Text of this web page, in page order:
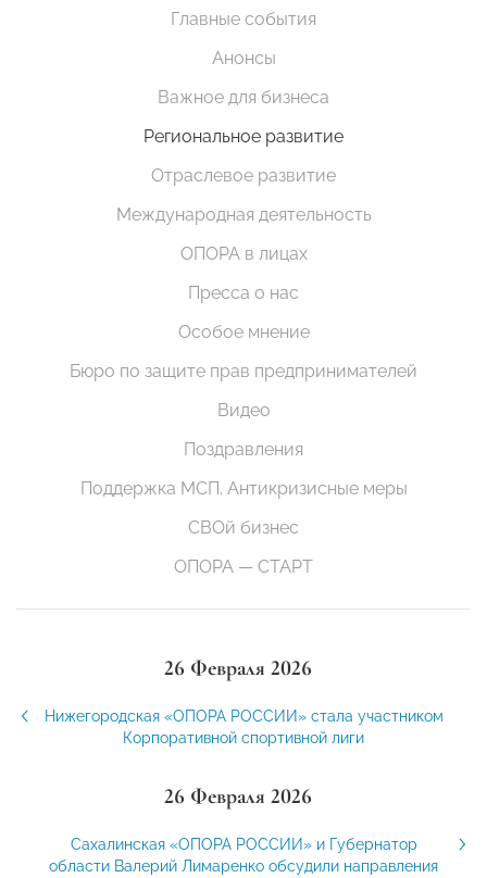
Главные события
Анонсы
Важное для бизнеса
Региональное развитие
Отраслевое развитие
Международная деятельность
ОПОРА в лицах
Пресса о нас
Особое мнение
Бюро по защите прав предпринимателей
Видео
Поздравления
Поддержка МСП. Антикризисные меры
СВОй бизнес
ОПОРА — СТАРТ
26 Февраля 2026
Нижегородская «ОПОРА РОССИИ» стала участником
Корпоративной спортивной лиги
26 Февраля 2026
Сахалинская «ОПОРА РОССИИ» и Губернатор
области Валерий Лимаренко обсудили направления